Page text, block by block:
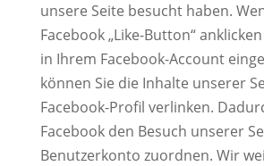
unsere Seite besucht haben.
Facebook „Like-Button“
in Ihrem Facebook-Account
können Sie die Inhalte unserer
Facebook-Profil verlinken.
Facebook den Besuch unserer
Benutzerkonto zuordnen. Wir